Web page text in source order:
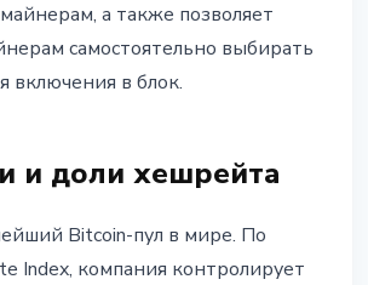
а также позволяет
самостоятельно выбирать
включения в блок.
и доли хешрейта
Bitcoin-пул в мире. По
Index, компания контролирует